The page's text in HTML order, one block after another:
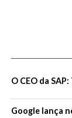
O CEO da
Google lança